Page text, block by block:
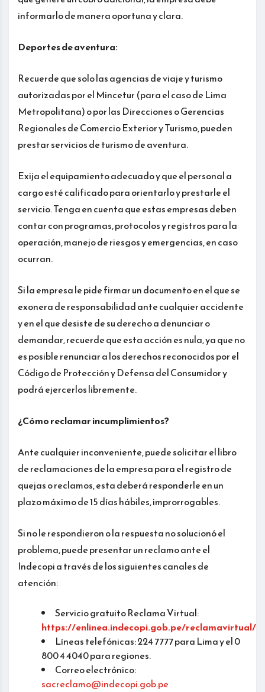
informarlo de manera oportuna y clara.
Deportes de aventura:
Recuerde que solo las agencias de viaje y turismo
autorizadas por el Mincetur (para el caso de Lima
Metropolitana) o por las Direcciones o Gerencias
Regionales de Comercio Exterior y Turismo, pueden
prestar servicios de turismo de aventura.
Exija el equipamiento adecuado y que el personal a
cargo esté calificado para orientarlo y prestarle el
servicio. Tenga en cuenta que estas empresas deben
contar con programas, protocolos y registros para la
operación, manejo de riesgos y emergencias, en caso
ocurran.
Si la empresa le pide firmar un documento en el que se
exonera de responsabilidad ante cualquier accidente
y en el que desiste de su derecho a denunciar o
demandar, recuerde que esta acción es nula, ya que no
es posible renunciar a los derechos reconocidos por el
Código de Protección y Defensa del Consumidor y
podrá ejercerlos libremente.
¿Cómo reclamar incumplimientos?
Ante cualquier inconveniente, puede solicitar el libro
de reclamaciones de la empresa para el registro de
quejas o reclamos, esta deberá responderle en un
plazo máximo de 15 días hábiles, improrrogables.
Si no le respondieron o la respuesta no solucionó el
problema, puede presentar un reclamo ante el
Indecopi a través de los siguientes canales de
atención:
Servicio gratuito Reclama Virtual:
https://enlinea.indecopi.gob.pe/reclamavirtual/
Líneas telefónicas: 224 7777 para Lima y el 0
800 4 4040 para regiones.
Correo electrónico:
sacreclamo@indecopi.gob.pe